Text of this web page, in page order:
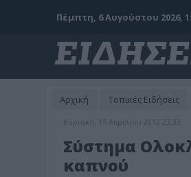
Πέμπτη, 6 Αυγούστου 2026,
Αρχική Τοπικές Ειδήσεις
Κυριακή, 15 Απριλίου 2012 23:33
Σύστημα
καπνού